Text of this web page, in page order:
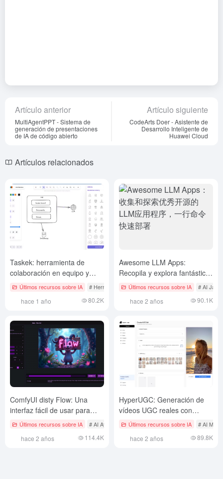
Artículo anterior
MultiAgentPPT - Sistema de
generación de presentaciones
de IA de código abierto
Artículo siguiente
CodeArts Doer - Asistente de
Desarrollo Inteligente de
Huawei Cloud
Artículos relacionados
Taskek: herramienta de
colaboración en equipo y
gestión de proyectos basada
Últimos recursos sobre IA # Herramientas de productividad profesional
hace 1 año 80.2K
Awesome LLM Apps:
Recopila y explora fantásticas
aplicaciones LLM de código
rápidamente con un solo
Últimos recursos sobre IA # AI Java
hace 2 años 90.1K
ComfyUI disty Flow: Una
interfaz fácil de usar para
ComfyUI para agilizar el flujo
Últimos recursos sobre IA # AI Ayudas para la generación de imágenes # AI
hace 2 años 114.4K
HyperUGC: Generación de
vídeos UGC reales con
avatares de IA
Últimos recursos sobre IA # AI
hace 2 años 89.8K